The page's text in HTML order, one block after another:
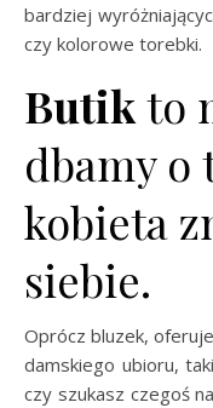
bardziej
czy kolorowe torebki.
Butikto
dbamy o
kobieta
siebie.
Oprócz bluzek,
damskiego ubioru,
czy szukasz czegoś